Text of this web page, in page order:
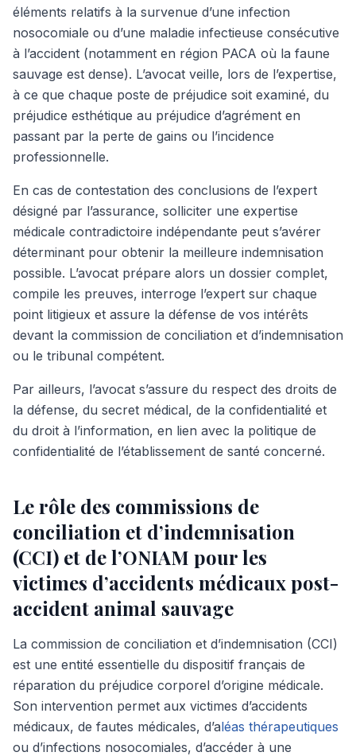
éléments relatifs à la survenue d’une infection
nosocomiale ou d’une maladie infectieuse consécutive
à l’accident (notamment en région PACA où la faune
sauvage est dense). L’avocat veille, lors de l’expertise,
à ce que chaque poste de préjudice soit examiné, du
préjudice esthétique au préjudice d’agrément en
passant par la perte de gains ou l’incidence
professionnelle.
En cas de contestation des conclusions de l’expert
désigné par l’assurance, solliciter une expertise
médicale contradictoire indépendante peut s’avérer
déterminant pour obtenir la meilleure indemnisation
possible. L’avocat prépare alors un dossier complet,
compile les preuves, interroge l’expert sur chaque
point litigieux et assure la défense de vos intérêts
devant la commission de conciliation et d’indemnisation
ou le tribunal compétent.
Par ailleurs, l’avocat s’assure du respect des droits de
la défense, du secret médical, de la confidentialité et
du droit à l’information, en lien avec la politique de
confidentialité de l’établissement de santé concerné.
Le rôle des commissions de
conciliation et d’indemnisation
(CCI) et de l’ONIAM pour les
victimes d’accidents médicaux post-
accident animal sauvage
La commission de conciliation et d’indemnisation (CCI)
est une entité essentielle du dispositif français de
réparation du préjudice corporel d’origine médicale.
Son intervention permet aux victimes d’accidents
médicaux, de fautes médicales, d’aléas thérapeutiques
ou d’infections nosocomiales, d’accéder à une